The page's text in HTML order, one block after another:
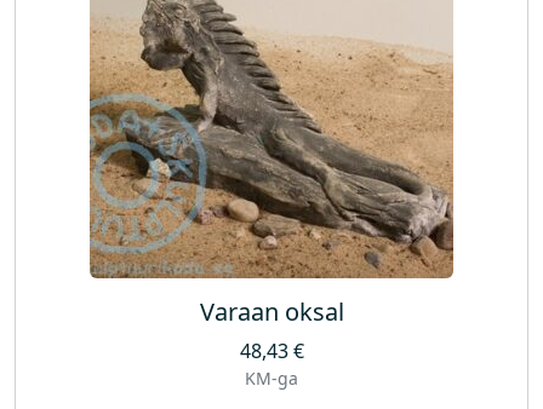
Varaan oksal
48,43€
KM-ga